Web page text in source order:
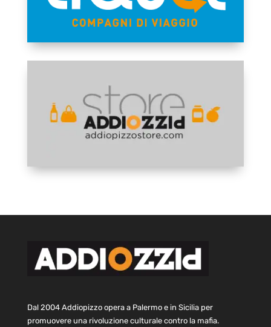
Dal 2004 Addiopizzo opera a Palermo e in Sicilia per
promuovere una rivoluzione culturale contro la mafia.